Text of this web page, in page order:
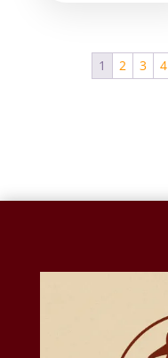
1 2 3 4